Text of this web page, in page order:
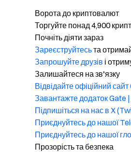
Ворота до криптовалют
Торгуйте понад 4,900
Почніть діяти зараз
Зареєструйтесьта
Запрошуйте друзів і
Залишайтеся на зв'язку
Відвідайте офіційний
Завантажте додаток Gate
Підпишіться на нас в X
Приєднуйтесь до нашої
Приєднуйтесь до нашої
Прозорість та безпека